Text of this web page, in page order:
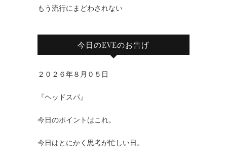
もう流行にまどわされない
今日のEVEのお告げ
２０２６年８月０５日
『ヘッドスパ』
今日のポイントはこれ。
今日はとにかく思考が忙しい日。